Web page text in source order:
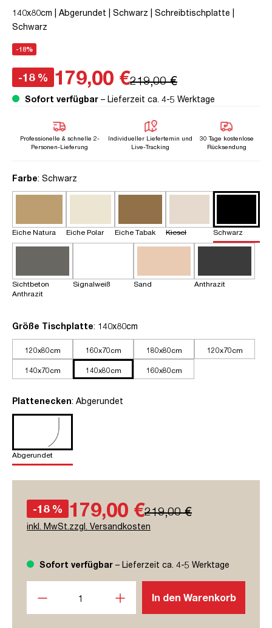
140x80cm | Abgerundet | Schwarz | Schreibtischplatte |
Schwarz
-18%
-18 % 179,00 €219,00 €
Sofort verfügbar – Lieferzeit ca. 4-5 Werktage
Professionelle & schnelle 2-
Personen-Lieferung
Individueller Liefertemin und
Live-Tracking
30 Tage kostenlose
Rücksendung
Farbeauswählen
: Schwarz
Eiche Natura Eiche Polar Eiche Tabak Kiesel Schwarz
Sichtbeton
Anthrazit
Signalweiß Sand Anthrazit
Größe Tischplatteauswählen
: 140x80cm
120x80cm 160x70cm 180x80cm 120x70cm
140x70cm 140x80cm 160x80cm
Platteneckenauswählen
: Abgerundet
Abgerundet
-18 % 179,00 €219,00 €
inkl. MwSt.zzgl. Versandkosten
Sofort verfügbar – Lieferzeit ca. 4-5 Werktage
In den Warenkorb